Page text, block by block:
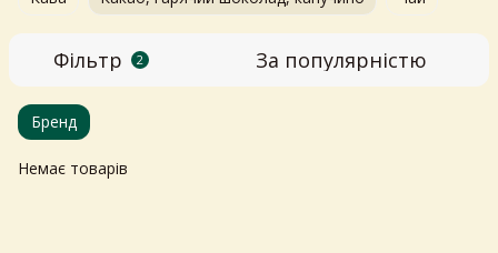
Фільтр 2 За популярністю
Бренд
Немає товарів